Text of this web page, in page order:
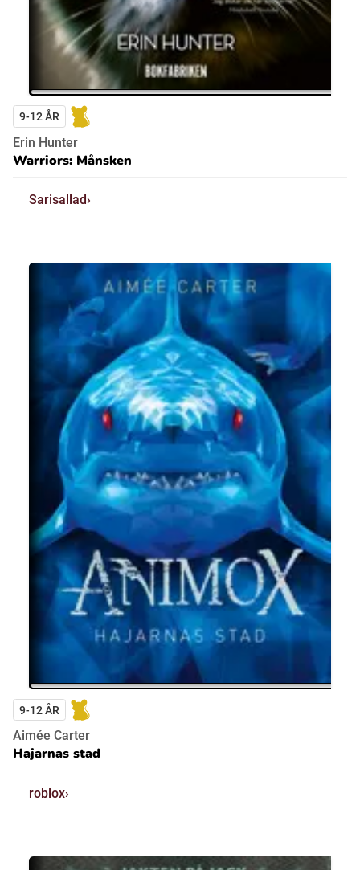
9-12 ÅR
Erin Hunter
Warriors: Månsken
Sarisallad
9-12 ÅR
Aimée Carter
Hajarnas stad
roblox